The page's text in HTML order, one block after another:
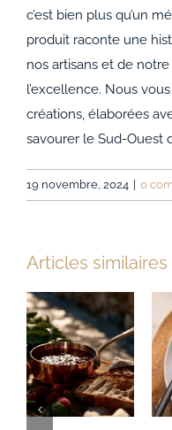
c’est bien plus qu’un
produit raconte une
nos artisans et de
l’excellence. Nous
créations, élaborées
savourer le Sud-Ouest
19 novembre, 2024 0
Articles similaires